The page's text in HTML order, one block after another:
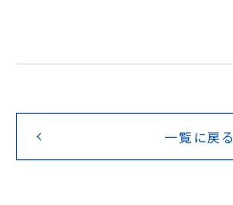
一覧に戻る